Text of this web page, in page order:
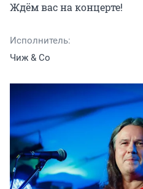
Ждём вас на концерте!
Исполнитель:
Чиж & Co